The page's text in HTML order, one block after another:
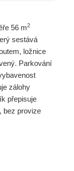
56 m2
sestává
ložnice
Parkování
zálohy
přepisuje
bez provize